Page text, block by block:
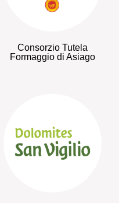
Consorzio Tutela
Formaggio di Asiago